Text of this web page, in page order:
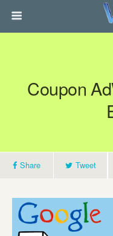
Coupon
Share Tweet